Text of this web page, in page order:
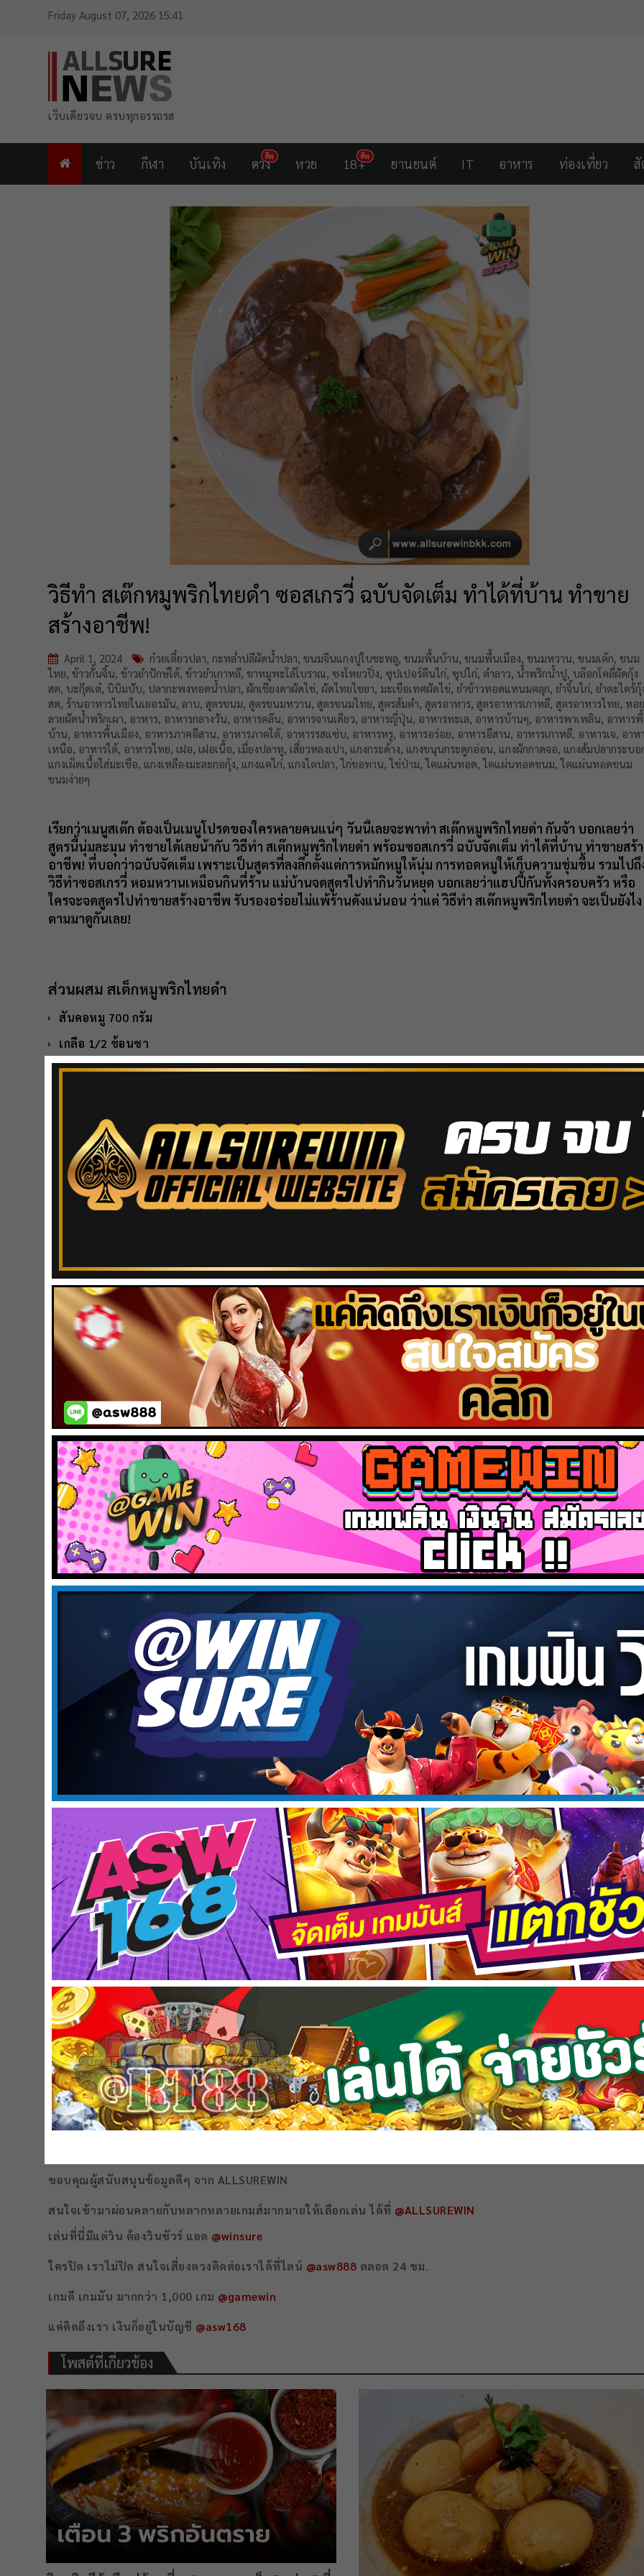
Friday August 07, 2026 15:41
เว็บเดียวจบ ครบทุกอรรถรส
ข่าว กีฬา บันเทิง ดวง หวย 18+ ยานยนต์ IT อาหาร ท่องเที่ยว สั
วิธีทำ สเต๊กหมูพริกไทยดำ ซอสเกรวี่ ฉบับจัดเต็ม ทำได้ที่บ้าน ทำขาย
สร้างอาชีพ!
April 1, 2024 ก๋วยเตี๋ยวปลา, กะหล่ำปลีผัดน้ำปลา, ขนมจีนแกงปูใบชะพลู, ขนมพื้นบ้าน, ขนมพื้นเมือง, ขนมหวาน, ขนมเค้ก, ขนม
ไทย, ข้าวกั้นจิ้น, ข้าวยำปักษ์ใต้, ข้าวยำเกาหลี, ขาหมูพะโล้โบราณ, ซงโหยวปิ่ง, ซุปเปอร์ตีนไก่, ซุปไก่, ตำลาว, น้ำพริกน้ำปู, บล็อกโคลี่ผัดกุ้ง
สด, บะกุ๊ดเต๋, บิบิมบับ, ปลากะพงทอดน้ำปลา, ผักเชียงดาผัดไข่, ผัดไทยไชยา, มะเขือเทศผัดไข่, ยำข้าวทอดแหนมคลุก, ยำจิ้นไก่, ยำตะไคร้กุ้
สด, ร้านอาหารไทยในเยอรมัน, ลาบ, สูตรขนม, สูตรขนมหวาน, สูตรขนมไทย, สูตรส้มตำ, สูตรอาหาร, สูตรอาหารเกาหลี, สูตรอาหารไทย, หอย
ลายผัดน้ำพริกเผา, อาหาร, อาหารกลางวัน, อาหารคลีน, อาหารจานเดียว, อาหารญี่ปุ่น, อาหารทะเล, อาหารบ้านๆ, อาหารพาเพลิน, อาหาร
บ้าน, อาหารพื้นเมือง, อาหารภาคอีสาน, อาหารภาคใต้, อาหารรสแซ่บ, อาหารหรู, อาหารอร่อย, อาหารอีสาน, อาหารเกาหลี, อาหารเจ, อาห
เหนือ, อาหารใต้, อาหารไทย, เฝอ, เฝอเนื้อ, เมี่ยงปลาทู, เสี่ยวหลงเปา, แกงกระด้าง, แกงขนุนกระดูกอ่อน, แกงผักกาดจอ, แกงส้มปลากระบอ
แกงเผ็ดเนื้อใส่มะเขือ, แกงเหลืองมะละกอกุ้ง, แกงแคไก่, แกงไตปลา,ไก่ขอทาน,ไข่ป่าม,ไคแผ่นทอด,ไคแผ่นทอดขนม,ไคแผ่นทอดขนม
ขนมง่ายๆ
เรียกว่าเมนูสเต๊ก ต้องเป็นเมนูโปรดของใครหลายคนแน่ๆ วันนี้เลยจะพาทำ สเต๊กหมูพริกไทยดำ กันจ้า บอกเลยว่า
สูตรนี้นุ่มละมุน ทำขายได้เลยน้ากับวิธีทำ สเต๊กหมูพริกไทยดำ พร้อมซอสเกรวี่ ฉบับจัดเต็ม ทำได้ที่บ้าน ทำขายสร้า
อาชีพ! ที่บอกว่าฉบับจัดเต็ม เพราะเป็นสูตรที่ลงลึกตั้งแต่การหมักหมูให้นุ่ม การทอดหมูให้เก็บความชุ่มชื้น รวมไปถึ
วิธีทำซอสเกรวี่ หอมหวานเหมือนกินที่ร้าน แม่บ้านจดสูตรไปทำกินวันหยุด บอกเลยว่าแฮปปี้กันทั้งครอบครัว หรือ
ใครจะจดสูตรไปทำขายสร้างอาชีพ รับรองอร่อยไม่แพ้ร้านดังแน่นอน ว่าแต่ วิธีทำ สเต๊กหมูพริกไทยดำ จะเป็นยังไง
ตามมาดูกันเลย!
ส่วนผสม สเต็กหมูพริกไทยดำ
สันคอหมู 700 กรัม
เกลือ 1/2 ช้อนชา
นมข้นจืด 5 ช้อนโต๊ะ
พริกไทยดำ 1 ช้อนชา
สับปะรด
ส่วนผสม ซอสเกรวี่พริกไทยดำ
น้ำสต๊อก 150 มิลลิลิตร
ซอสมะเขือเทศ 1 ช้อนโต๊ะ
พริกไทยดำ 1/2 ช้อนชา
แป้งสาลี 1 ช้อนโต๊ะ
น้ำ 3 ช้อนโต๊ะ
วิธีทำ สเต๊กหมูพริกไทยดำ ซอสเกรวี่
เริ่มหมักหมู ใส่เกลือ นมข้นจืด น้ำมันพืช พริกไทยดำ สับปะรด ลงในชามผสม คนให้เข้ากันดี
นำหมูมาคลุกเคล้ากับซอสให้เข้ากันดี ปิดด้วยพลาสติกแรป นำไปแช่ตู้เย็น 4-6 ชั่วโมง
เปิดเตาตั้งกระทะ โดยที่ยังไม่ต้องใส่น้ำมัน รอจนกระทะร้อนได้ที่ เทน้ำมันลงไปเล็กน้อย
นำสเต็กหมูลงไปทอด ด้วยไฟกลางค่อนไปอ่อน ปล่อยทิ้งไว้จนหมูออกขาว พลิกกลับด้าน จากนั้นนำฝาปิด และอบไป
เรื่อยๆ ประมาณ 3-4 นาที
เปิดฝา ทอดต่ออีกสักพักเพื่อไล่ความชื้นจนสุกดีอีกประมาณ 10 นาที นำขึ้นมาพักไว้
ทำซอสเกรวี่ โดยใช้กระทะเดิมที่ทอดหมู ไม่ต้องล้างออก เติมน้ำสต็อกหมูลงไป ตามด้วยน้ำตาลทราย ซีอิ๊วญี่ปุ่น ซอส
มะเขือเทศ เปิดเตา
รอจนเดือด นำแป้งสาลีผสมน้ำเตรียมไว้ ชิมรสชาติให้ได้ตามชอบ ใส่พริกไทยดำลงไป
ใส่แป้งสาลีลงไป ค่อยๆ ทะยอยใส่ ตามชอบ เคี่ยวไปเรื่อยๆ ให้แป้งสุกดี
นำเสิร์ฟพร้อมสลัดผักสด เฟรนช์ฟรายส์ทอดตามชอบ
ขอบคุณผู้สนับสนุนข้อมูลดีๆ จาก ALLSUREWIN
สนใจเข้ามาผ่อนคลายกับหลากหลายเกมส์มากมายให้เลือกเล่น ได้ที่ @ALLSUREWIN
เล่นที่นี่มีแต่วิน ต้องวินชัวร์ แอด @winsure
ใครปิด เราไม่ปิด สนใจเสี่ยงดวงติดต่อเราได้ที่ไลน์ @asw888 ตลอด 24 ชม.
เกมดี เกมมัน มากกว่า 1,000 เกม @gamewin
แค่คิดถึงเรา เงินก็อยู่ในบัญชี @asw168
โพสต์ที่เกี่ยวข้อง